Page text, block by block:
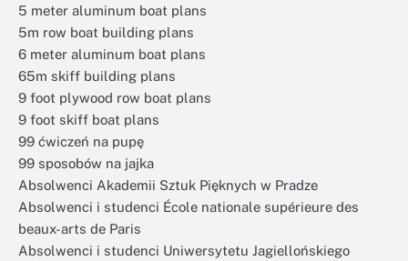
5 meter aluminum boat plans
5m row boat building plans
6 meter aluminum boat plans
65m skiff building plans
9 foot plywood row boat plans
9 foot skiff boat plans
99 ćwiczeń na pupę
99 sposobów na jajka
Absolwenci Akademii Sztuk Pięknych w Pradze
Absolwenci i studenci École nationale supérieure des
beaux-arts de Paris
Absolwenci i studenci Uniwersytetu Jagiellońskiego